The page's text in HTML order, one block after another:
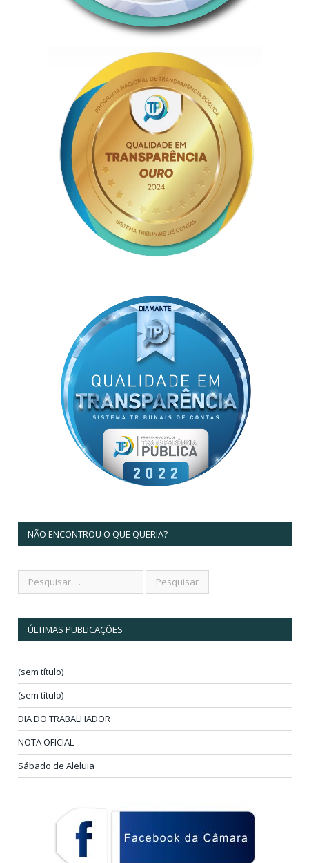
NÃO ENCONTROU O QUE QUERIA?
ÚLTIMAS PUBLICAÇÕES
(sem título)
(sem título)
DIA DO TRABALHADOR
NOTA OFICIAL
Sábado de Aleluia